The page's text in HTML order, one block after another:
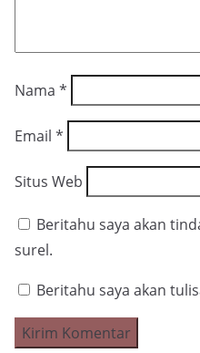
Nama *
Email *
Situs Web
Beritahu saya akan
surel.
Beritahu saya akan